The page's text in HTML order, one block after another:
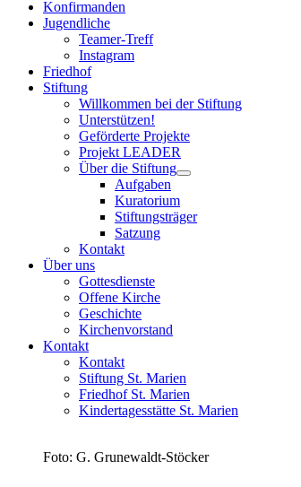
Konfirmanden
Jugendliche
Teamer-Treff
Instagram
Friedhof
Stiftung
Willkommen bei der Stiftung
Unterstützen!
Geförderte Projekte
Projekt LEADER
Über die Stiftung
Aufgaben
Kuratorium
Stiftungsträger
Satzung
Kontakt
Über uns
Gottesdienste
Offene Kirche
Geschichte
Kirchenvorstand
Kontakt
Kontakt
Stiftung St. Marien
Friedhof St. Marien
Kindertagesstätte St. Marien
Foto: G. Grunewaldt-Stöcker